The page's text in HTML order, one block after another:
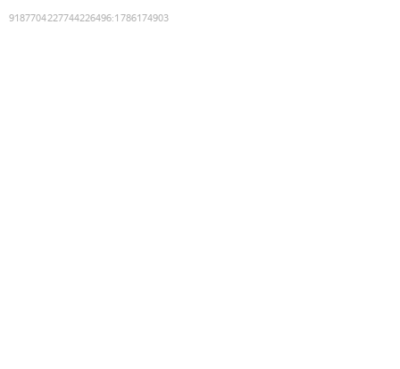
9187704227744226496:1786174903